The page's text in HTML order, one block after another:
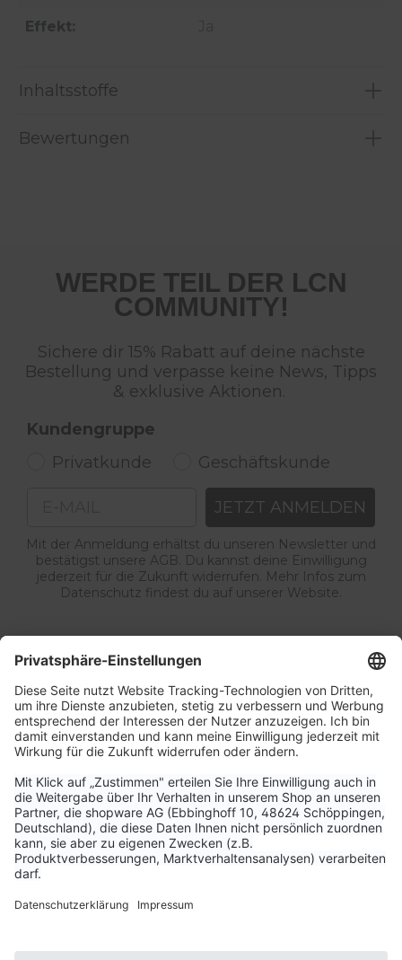
Effekt: Ja
Inhaltsstoffe
Bewertungen
WERDE TEIL DER LCN
COMMUNITY!
Sichere dir 15% Rabatt auf deine nächste
Bestellung und verpasse keine News, Tipps
& exklusive Aktionen.
Kundengruppe
Privatkunde
Geschäftskunde
JETZT ANMELDEN
Mit der Anmeldung erhältst du unseren Newsletter und
bestätigst unsere AGB. Du kannst deine Einwilligung
jederzeit für die Zukunft widerrufen. Mehr Infos zum
Datenschutz findest du auf unserer Website.
Unternehmen
Aktuelle Themen